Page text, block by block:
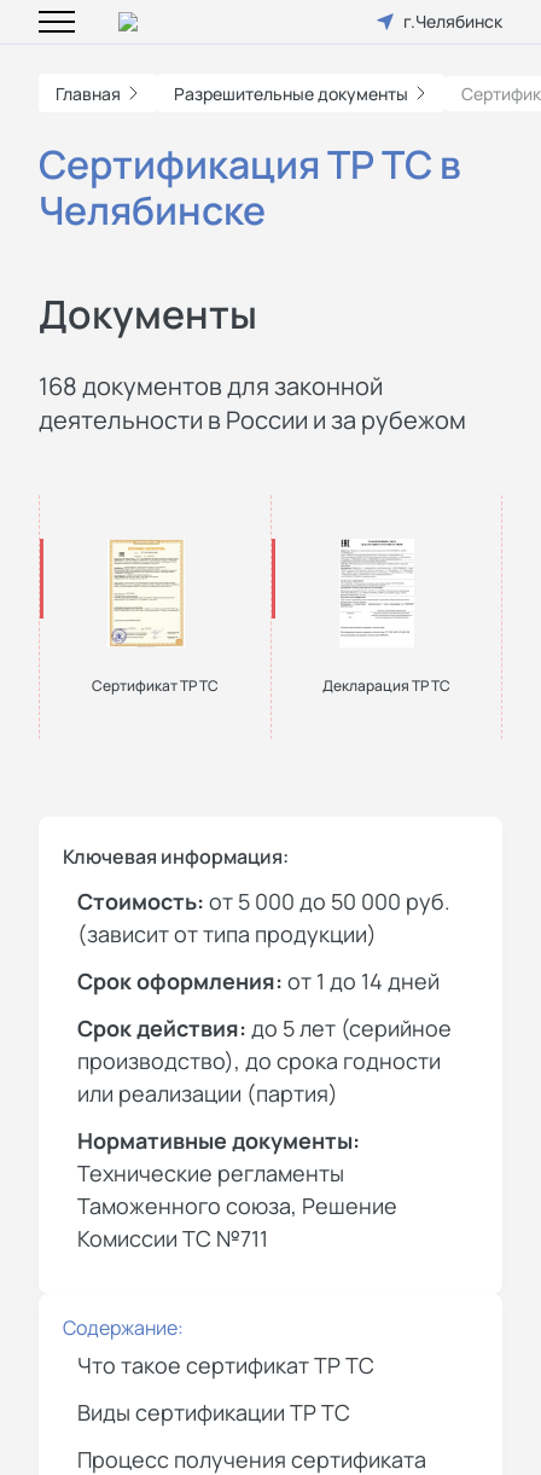
г.Челябинск
Главная Разрешительные документы
Сертификация ТР ТС в
Челябинске
Документы
168 документов для законной
деятельности в России и за рубежом
Сертификат ТР ТС Декларация ТР ТС
Ключевая информация:
Стоимость: от 5 000 до 50 000 руб.
(зависит от типа продукции)
Срок оформления: от 1 до 14 дней
Срок действия: до 5 лет (серийное
производство), до срока годности
или реализации (партия)
Нормативные документы:
Технические регламенты
Таможенного союза, Решение
Комиссии ТС №711
Содержание:
Что такое сертификат ТР ТС
Виды сертификации ТР ТС
Процесс получения сертификата